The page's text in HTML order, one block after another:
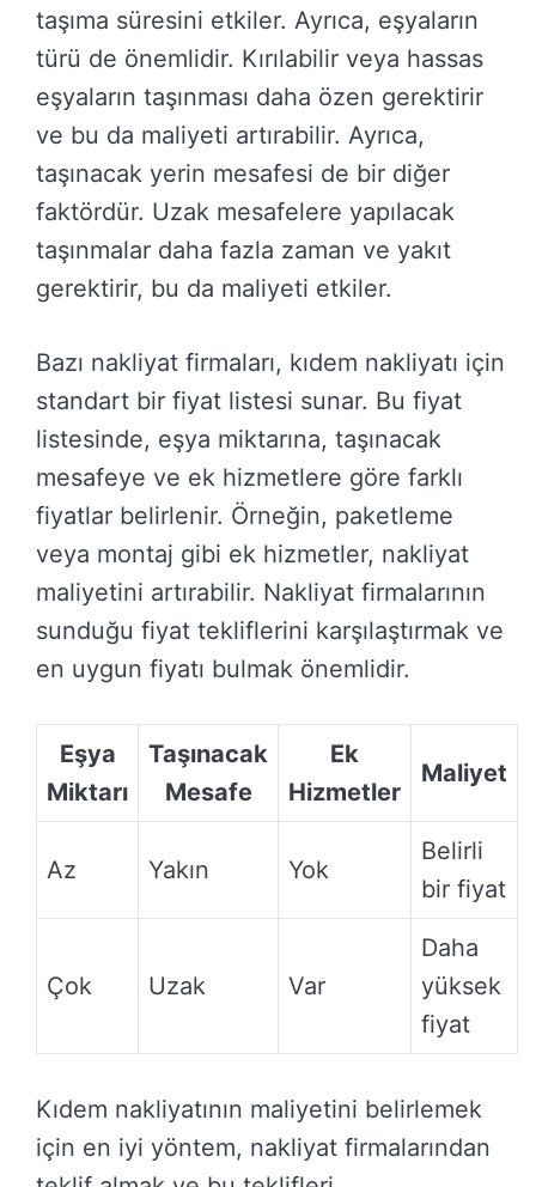
taşıma süresini etkiler. Ayrıca, eşyaların
türü de önemlidir. Kırılabilir veya hassas
eşyaların taşınması daha özen gerektirir
ve bu da maliyeti artırabilir. Ayrıca,
taşınacak yerin mesafesi de bir diğer
faktördür. Uzak mesafelere yapılacak
taşınmalar daha fazla zaman ve yakıt
gerektirir, bu da maliyeti etkiler.
Bazı nakliyat firmaları, kıdem nakliyatı için
standart bir fiyat listesi sunar. Bu fiyat
listesinde, eşya miktarına, taşınacak
mesafeye ve ek hizmetlere göre farklı
fiyatlar belirlenir. Örneğin, paketleme
veya montaj gibi ek hizmetler, nakliyat
maliyetini artırabilir. Nakliyat firmalarının
sunduğu fiyat tekliflerini karşılaştırmak ve
en uygun fiyatı bulmak önemlidir.
Eşya
Miktarı
Taşınacak
Mesafe
Ek
Hizmetler
Maliyet
Az Yakın Yok
Belirli
bir fiyat
Çok Uzak Var
Daha
yüksek
fiyat
Kıdem nakliyatının maliyetini belirlemek
için en iyi yöntem, nakliyat firmalarından